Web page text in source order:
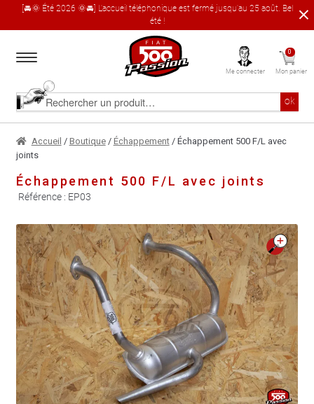
[🚘🌞 Été 2026 🌞🚘] L'accueil téléphonique est fermé jusqu'au 25 août. Bel
été !
à
navigation
au
contenu
Rechercher
produit
ok
Accueil
Le catalogue produit
À propos
Contact
Me connecter
0
Mon panier
Accueil / Boutique/ Échappement/ Échappement 500 F/L avec
joints
Échappement 500 F/L avec joints
Référence : EP03
🔍